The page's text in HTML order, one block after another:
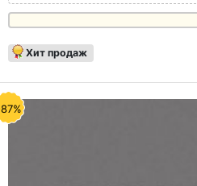
Хит продаж